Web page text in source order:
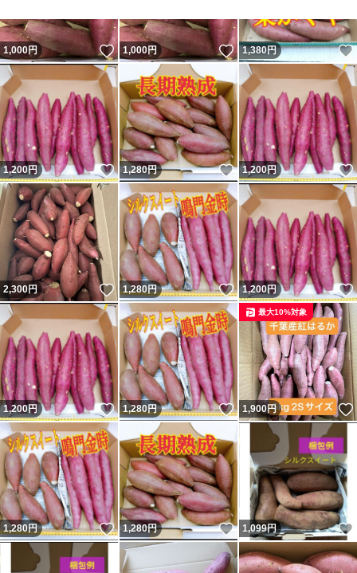
1,000円 いいね！
1,000円 いいね！
1,380円
1,200円 いいね！
1,280円 いいね！
1,200円
2,300円 いいね！
1,280円 いいね！
1,200円
1,200円 いいね！
1,280円 いいね！
1,900円
最大10%対象
1,280円 いいね！
1,280円 いいね！
1,099円